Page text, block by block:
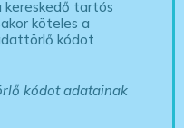
kereskedő tartós
köteles a
kódot
kódot adatainak